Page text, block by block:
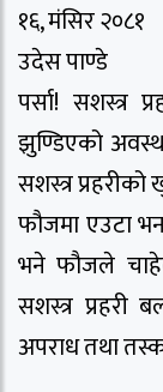
१६, मंसिर २०८१
उदेस पाण्डे
पर्सा! सशस्त्र
झुण्डिएको
सशस्त्र
फौजमा एउटा
भने फौजले
सशस्त्र
अपराध तथा